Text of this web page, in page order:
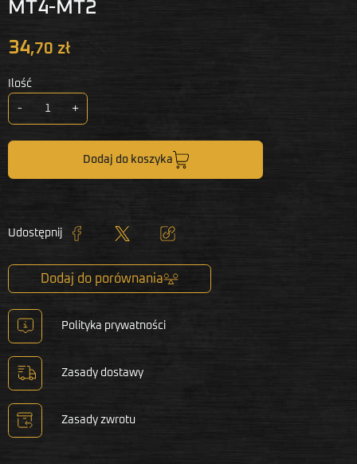
MT4-MT2
34,70 zł
Ilość
- +
Dodaj do koszyka
Udostępnij
Dodaj do porównania
Polityka prywatności
Zasady dostawy
Zasady zwrotu